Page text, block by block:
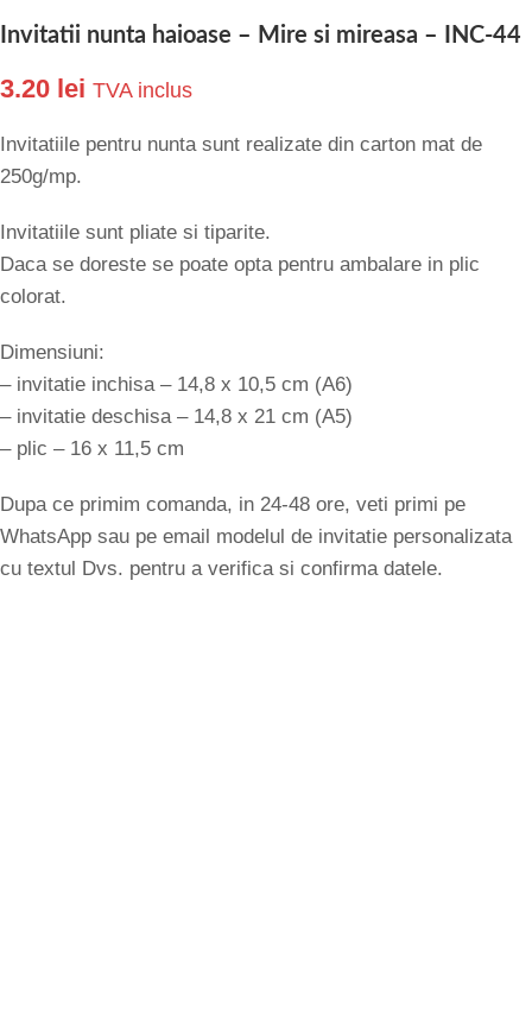
Invitatii nunta haioase – Mire si mireasa – INC-44
3.20 lei TVA inclus
Invitatiile pentru nunta sunt realizate din carton mat de
250g/mp.
Invitatiile sunt pliate si tiparite.
Daca se doreste se poate opta pentru ambalare in plic
colorat.
Dimensiuni:
– invitatie inchisa – 14,8 x 10,5 cm (A6)
– invitatie deschisa – 14,8 x 21 cm (A5)
– plic – 16 x 11,5 cm
Dupa ce primim comanda, in 24-48 ore, veti primi pe
WhatsApp sau pe email modelul de invitatie personalizata
cu textul Dvs. pentru a verifica si confirma datele.